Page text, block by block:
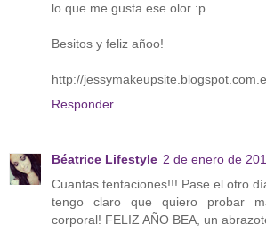
lo que me gusta ese olor :p
Besitos y feliz añoo!
http://
Responder
Béatrice Lifestyle 2 de enero de
Cuantas tentaciones!!! Pase el otro
tengo claro que quiero probar
corporal! FELIZ AÑO BEA, un